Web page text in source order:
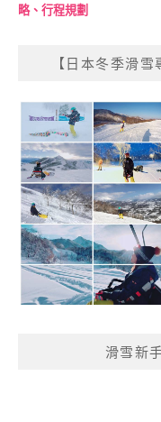
略、行程規劃
【日本冬季滑
滑雪新